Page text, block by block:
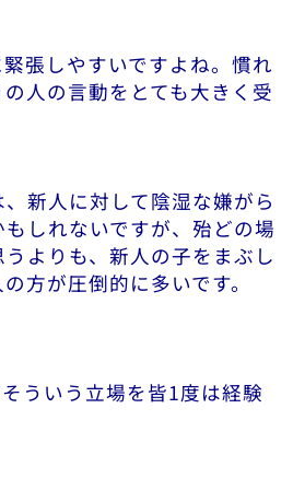
張しやすいですよね。慣れ
人の言動をとても大きく受
新人に対して陰湿な嫌がら
しれないですが、殆どの場
よりも、新人の子をまぶし
方が圧倒的に多いです。
ういう立場を皆1度は経験